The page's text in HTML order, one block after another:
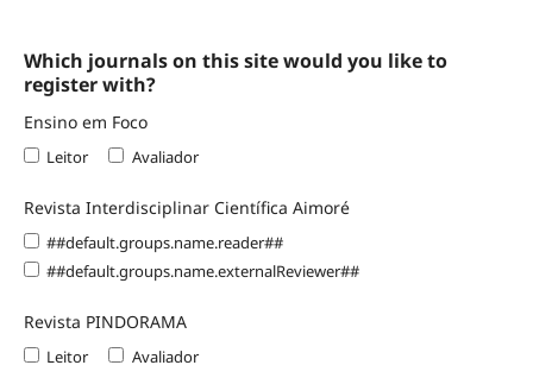
Which journals on this site would you like to
register with?
Ensino em Foco
Leitor Avaliador
Revista Interdisciplinar Científica Aimoré
##default.groups.name.reader##
##default.groups.name.externalReviewer##
Revista PINDORAMA
Leitor Avaliador